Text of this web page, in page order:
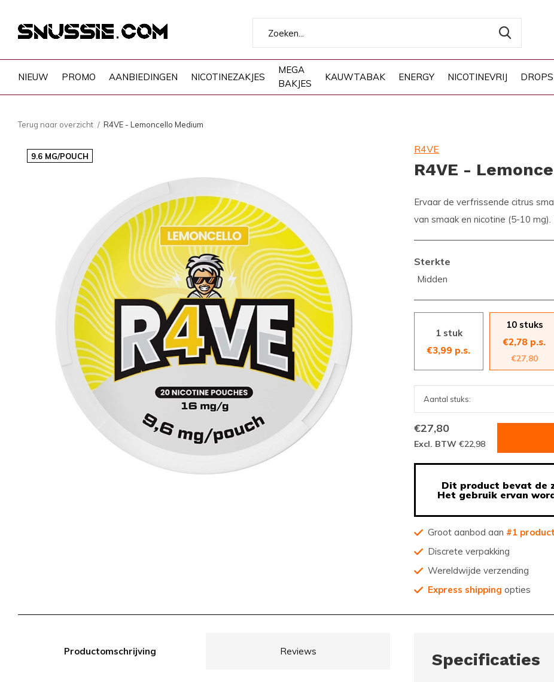
NIEUW PROMO AANBIEDINGEN NICOTINEZAKJES
MEGA
BAKJES
KAUWTABAK ENERGY NICOTINEVRIJ DROPS
Terug naar overzicht R4VE - Lemoncello Medium
9.6 MG/POUCH
R4VE
R4VE -
Ervaar de verfrissende citrus
van smaak en nicotine (5-10
Sterkte
Midden
1 stuk
€3,99 p.s.
10 stuks
€2,78 p.s.
€27,80
€27,80
Excl. BTW €22,98
Dit product bevat de
Het gebruik ervan
Groot aanbod aan #1
Discrete verpakking
Wereldwijde verzending
Express shipping opties
Productomschrijving Reviews Specificaties